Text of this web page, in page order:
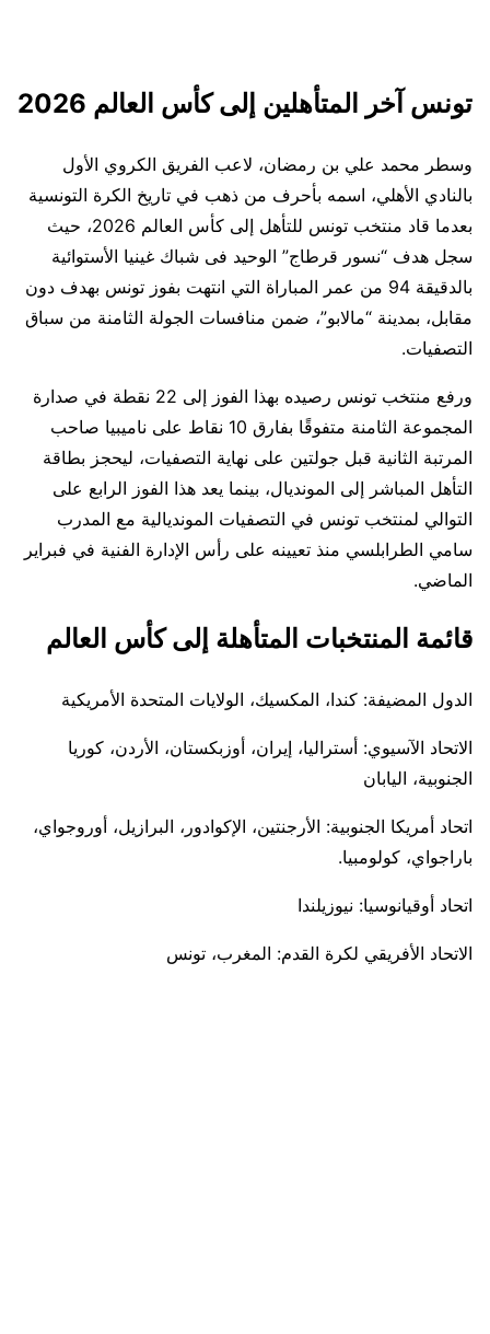
تونس آخر المتأهلين إلى كأس العالم 2026
وسطر محمد علي بن رمضان، لاعب الفريق الكروي الأول
بالنادي الأهلي، اسمه بأحرف من ذهب في تاريخ الكرة التونسية
بعدما قاد منتخب تونس للتأهل إلى كأس العالم 2026، حيث
سجل هدف “نسور قرطاج” الوحيد فى شباك غينيا الأستوائية
بالدقيقة 94 من عمر المباراة التي انتهت بفوز تونس بهدف دون
مقابل، بمدينة “مالابو”، ضمن منافسات الجولة الثامنة من سباق
التصفيات.
ورفع منتخب تونس رصيده بهذا الفوز إلى 22 نقطة في صدارة
المجموعة الثامنة متفوقًا بفارق 10 نقاط على ناميبيا صاحب
المرتبة الثانية قبل جولتين على نهاية التصفيات، ليحجز بطاقة
التأهل المباشر إلى المونديال، بينما يعد هذا الفوز الرابع على
التوالي لمنتخب تونس في التصفيات المونديالية مع المدرب
سامي الطرابلسي منذ تعيينه على رأس الإدارة الفنية في فبراير
الماضي.
قائمة المنتخبات المتأهلة إلى كأس العالم
الدول المضيفة: كندا، المكسيك، الولايات المتحدة الأمريكية
الاتحاد الآسيوي: أستراليا، إيران، أوزبكستان، الأردن، كوريا
الجنوبية، اليابان
اتحاد أمريكا الجنوبية: الأرجنتين، الإكوادور، البرازيل، أوروجواي،
باراجواي، كولومبيا.
اتحاد أوقيانوسيا: نيوزيلندا
الاتحاد الأفريقي لكرة القدم: المغرب، تونس